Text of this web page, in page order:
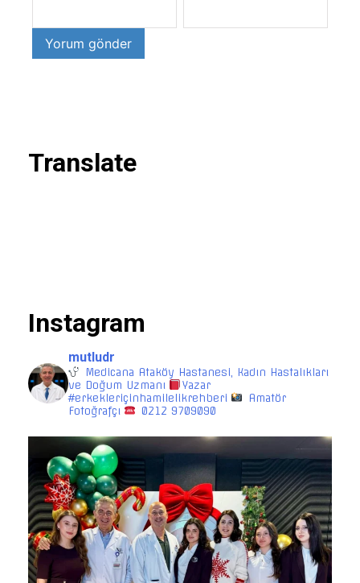
Translate
Instagram
mutludr
Medicana Ataköy Hastanesi, Kadın Hastalıkları
ve Doğum Uzmanı
Yazar
#erkekleriçinhamilelikrehberi
Amatör
Fotoğrafçı
0212 9709090